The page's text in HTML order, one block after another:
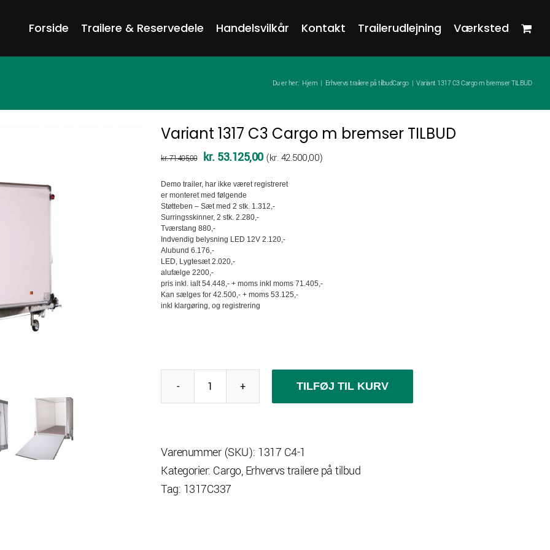
Forside Trailere & Reservedele Handelsvilkår Kontakt Trailerudlejning Værksted
Du er her:: Hjem Erhvervs trailere på tilbudCargo Variant 1317 C3 Cargo m bremser TILBUD
Variant 1317 C3 Cargo m bremser TILBUD
kr.71.405,00
Den
pris
var:
kr. 71.405,00.
kr. 53.125,00Den
pris
er:
(kr.42.500,00)
Demo trailer, har ikke været registreret
er monteret med følgende
Støtteben – Sæt med 2 stk. 1.312,-
Surringsskinner, 2 stk. 2.280,-
Tværstang 880,-
Indvendig belysning LED 12V 2.120,-
Alubund 6.176,-
LED, Lygtesæt 2.020,-
alufælge 2200,-
pris inkl. ialt 54.448,- + moms inkl moms 71.405,-
Kan sælges for 42.500,- + moms 53.125,-
inkl klargøring, og registrering
Variant
Cargo
m
bremser
TILFØJ TIL KURV
Varenummer (SKU): 1317 C4-1
Kategorier: Cargo,Erhvervs trailere på tilbud
Tag: 1317C337